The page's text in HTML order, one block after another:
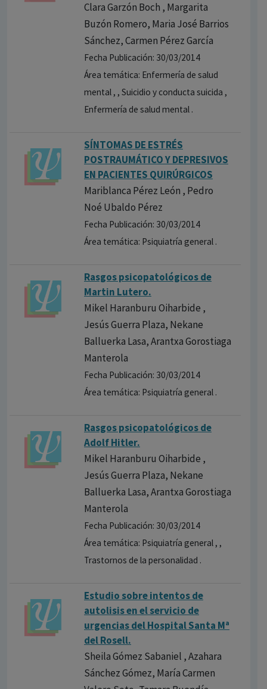
Clara Garzón Boch , Margarita
Buzón Romero, Maria José Barrios
Sánchez, Carmen Pérez García
Fecha Publicación: 30/03/2014
Área temática: Enfermería de salud
mental , , Suicidio y conducta suicida ,
Enfermería de salud mental .
SÍNTOMAS DE ESTRÉS
POSTRAUMÁTICO Y DEPRESIVOS
EN PACIENTES QUIRÚRGICOS
Mariblanca Pérez León , Pedro
Noé Ubaldo Pérez
Fecha Publicación: 30/03/2014
Área temática: Psiquiatría general .
Rasgos psicopatol​ógicos de
Martin Lutero.
Mikel Haranburu Oiharbide ,
Jesús Guerra Plaza, Nekane
Balluerka Lasa, Arantxa Gorostiaga
Manterola
Fecha Publicación: 30/03/2014
Área temática: Psiquiatría general .
Rasgos psicopatológicos de
Adolf Hitler.
Mikel Haranburu Oiharbide ,
Jesús Guerra Plaza, Nekane
Balluerka Lasa, Arantxa Gorostiaga
Manterola
Fecha Publicación: 30/03/2014
Área temática: Psiquiatría general , ,
Trastornos de la personalidad .
Estudio sobre intentos de
autolisis en el servicio de
urgencias del Hospital Santa Mª
del Rosell.
Sheila Gómez Sabaniel , Azahara
Sánchez Gómez, María Carmen